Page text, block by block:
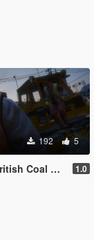
192 5
Paintjob 1.0